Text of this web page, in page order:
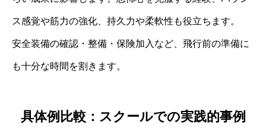
ス感覚や筋力の強化、持久力や柔軟性も役立ちます。
安全装備の確認・整備・保険加入など、飛行前の準備に
も十分な時間を割きます。
具体例比較：スクールでの実践的事例